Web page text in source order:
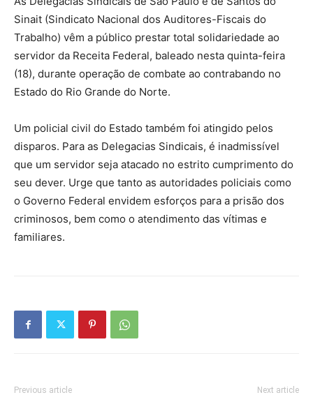
Sinait (Sindicato Nacional dos Auditores-Fiscais do
Trabalho) vêm a público prestar total solidariedade ao
servidor da Receita Federal, baleado nesta quinta-feira
(18), durante operação de combate ao contrabando no
Estado do Rio Grande do Norte.
Um policial civil do Estado também foi atingido pelos
disparos. Para as Delegacias Sindicais, é inadmissível
que um servidor seja atacado no estrito cumprimento do
seu dever. Urge que tanto as autoridades policiais como
o Governo Federal envidem esforços para a prisão dos
criminosos, bem como o atendimento das vítimas e
familiares.
Previous article Next article